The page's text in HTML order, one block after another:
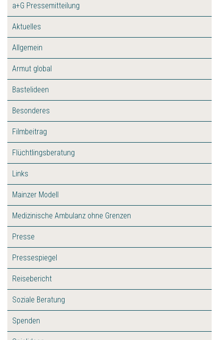
a+G Pressemitteilung
Aktuelles
Allgemein
Armut global
Bastelideen
Besonderes
Filmbeitrag
Flüchtlingsberatung
Links
Mainzer Modell
Medizinische Ambulanz ohne Grenzen
Presse
Pressespiegel
Reisebericht
Soziale Beratung
Spenden